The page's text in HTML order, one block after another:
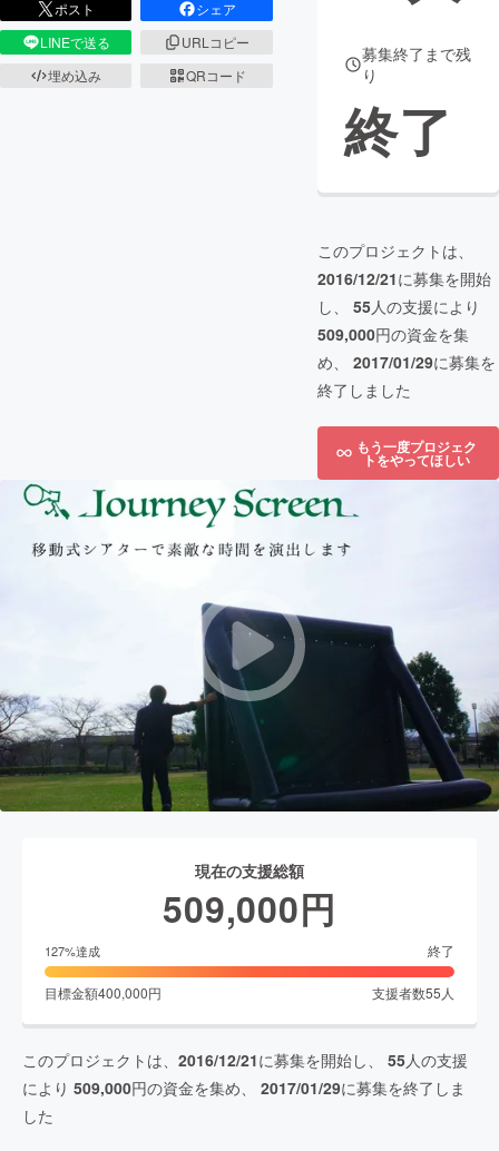
ポスト
シェア
LINEで送る
URLコピー
埋め込み
QRコード
募集終了まで残
り
終了
このプロジェクトは、
2016/12/21に募集を開始
し、 55人の支援により
509,000円の資金を集
め、 2017/01/29に募集を
終了しました
もう一度プロジェク
トをやってほしい
現在の支援総額
509,000円
127%達成 終了
目標金額400,000円 支援者数55 人
このプロジェクトは、 2016/12/21に募集を開始し、 55人の支援
により 509,000円の資金を集め、 2017/01/29に募集を終了しま
した